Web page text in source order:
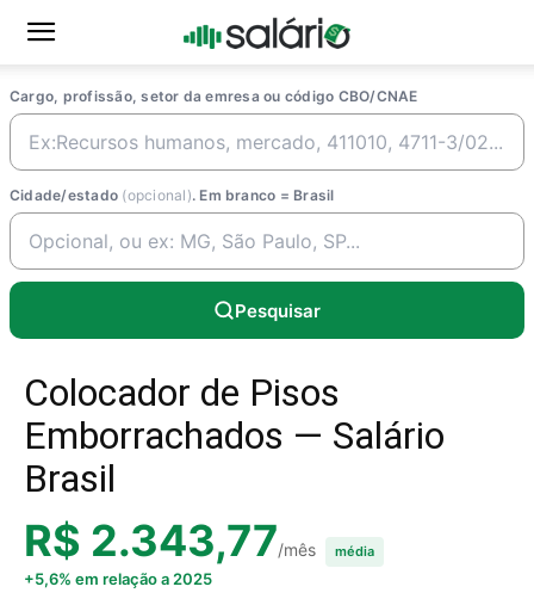
Cargo, profissão, setor da emresa ou código CBO/CNAE
Cidade/estado (opcional). Em branco = Brasil
Pesquisar
Colocador de Pisos
Emborrachados — Salário
Brasil
R$ 2.343,77/mês média
+5,6% em relação a 2025